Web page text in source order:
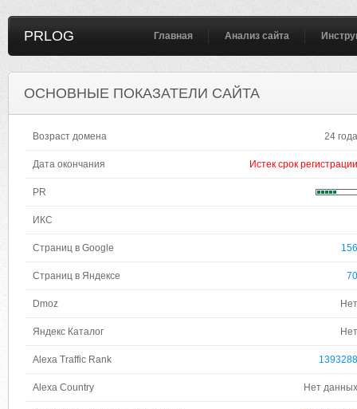
PRLOG Главная Анализ сайта
ОСНОВНЫЕ ПОКАЗАТЕЛИ САЙТА
Возраст домена 24 года
Дата окончания Истек срок регистрации
PR
ИКС
Страниц в Google 156
Страниц в Яндексе 70
Dmoz Нет
Яндекс Каталог Нет
Alexa Traffic Rank 1393288
Alexa Country Нет данных